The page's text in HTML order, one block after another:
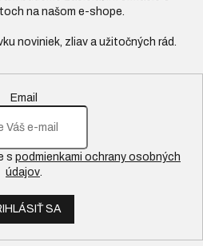
na našom e-shope.
Email
s podmienkami ochrany osobných
údajov
SA